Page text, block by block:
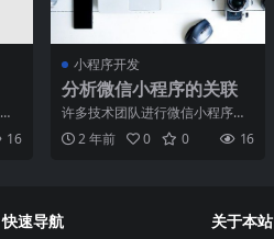
16
小程序开发
分析微信小程序的关联
许多技术团队进行微信小程序开
发的情况下，由于有很多的公司
在小程序开发以前，就拥有
2 年前 0 0 16
快速导航
关于本站